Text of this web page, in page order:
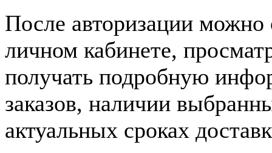
После авторизации можно
личном кабинете,
получать подробную
заказов, наличии
актуальных сроках